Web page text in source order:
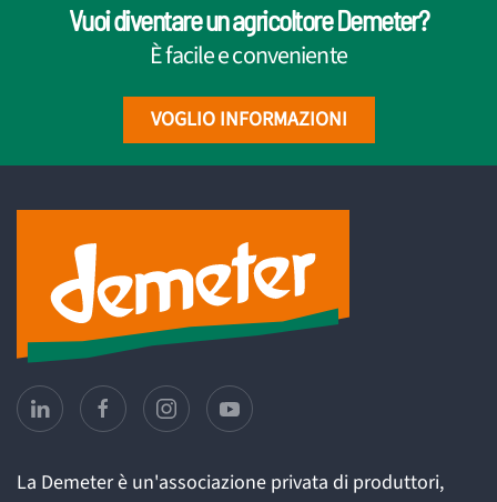
Vuoi diventare un agricoltore Demeter?
È facile e conveniente
VOGLIO INFORMAZIONI
La Demeter è un'associazione privata di produttori,